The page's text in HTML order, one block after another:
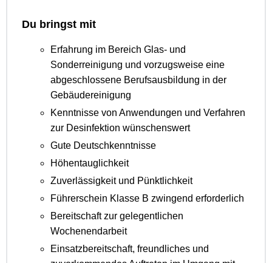
Du bringst mit
Erfahrung im Bereich Glas- und
Sonderreinigung und vorzugsweise eine
abgeschlossene Berufsausbildung in der
Gebäudereinigung
Kenntnisse von Anwendungen und Verfahren
zur Desinfektion wünschenswert
Gute Deutschkenntnisse
Höhentauglichkeit
Zuverlässigkeit und Pünktlichkeit
Führerschein Klasse B zwingend erforderlich
Bereitschaft zur gelegentlichen
Wochenendarbeit
Einsatzbereitschaft, freundliches und